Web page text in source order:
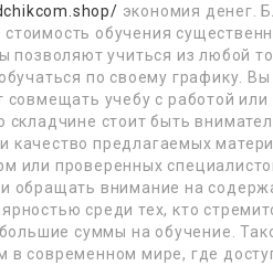
экономия денег.
обучения
позволяют учиться из любой
по своему графику.
учебу с работой или
складчине стоит быть
качество предлагаемых
или проверенных
обращать внимание на
среди тех, кто
суммы на обучение.
в современном мире, где